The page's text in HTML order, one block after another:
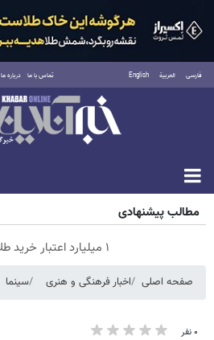
فارسی العربية English تماس با ما درباره ما
جمعه ۱۶ مرداد ۱۴۰۵
مطالب پیشنهادی
۱ میلیارد اعتبار خرید طلا | بدون ضامن و چک
صفحه اصلی اخبار فرهنگی و هنری سینما
۰ نفر